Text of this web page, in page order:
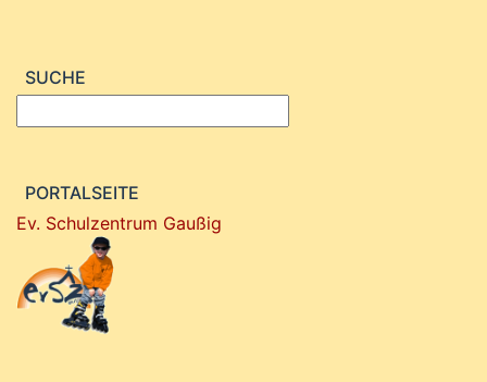
SUCHE
PORTALSEITE
Ev. Schulzentrum Gaußig